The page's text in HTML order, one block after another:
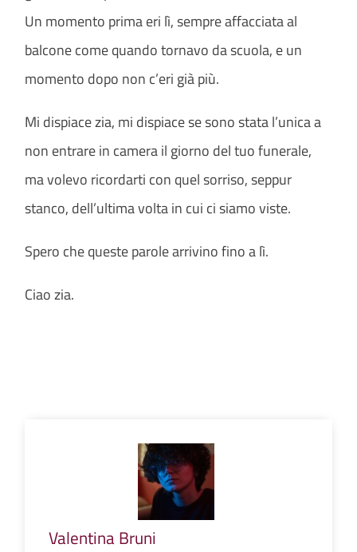
Un momento prima eri lì, sempre affacciata al
balcone come quando tornavo da scuola, e un
momento dopo non c’eri già più.
Mi dispiace zia, mi dispiace se sono stata l’unica a
non entrare in camera il giorno del tuo funerale,
ma volevo ricordarti con quel sorriso, seppur
stanco, dell’ultima volta in cui ci siamo viste.
Spero che queste parole arrivino fino a lì.
Ciao zia.
Valentina Bruni